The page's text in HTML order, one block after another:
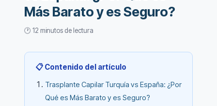
Más Barato y es Seguro?
🕐 12 minutos de lectura
📋 Contenido del artículo
Trasplante Capilar Turquía vs España: ¿Por
Qué es Más Barato y es Seguro?